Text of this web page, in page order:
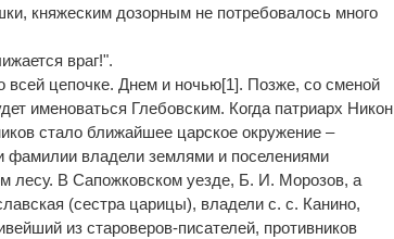
княжеским дозорным не потребовалось много
враг!".
всей цепочке. Днем и ночью[1]. Позже, со сменой
именоваться Глебовским. Когда патриарх Никон
стало ближайшее царское окружение –
владели землями и поселениями
В Сапожковском уезде, Б. И. Морозов, а
(сестра царицы), владели с. с. Канино,
из староверов-писателей, противников